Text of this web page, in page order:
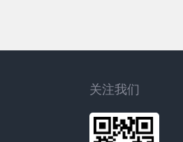
关注我们